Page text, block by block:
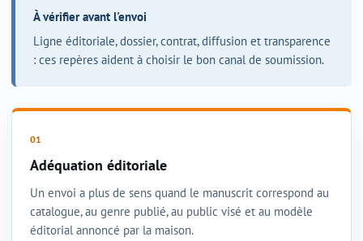
À vérifier avant l'envoi
Ligne éditoriale, dossier, contrat, diffusion et transparence
: ces repères aident à choisir le bon canal de soumission.
Adéquation éditoriale
Un envoi a plus de sens quand le manuscrit correspond au
catalogue, au genre publié, au public visé et au modèle
éditorial annoncé par la maison.